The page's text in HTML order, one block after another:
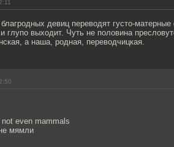
девиц переводят густо-
глупо выходит. Чуть не половина
а наша, родная, переводчицкая.
even mammals
мямли